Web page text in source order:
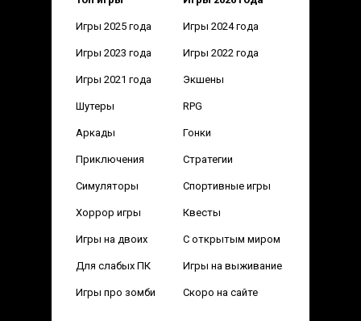
Игры 2025 года Игры 2024 года
Игры 2023 года Игры 2022 года
Игры 2021 года Экшены
Шутеры RPG
Аркады Гонки
Приключения Стратегии
Симуляторы Спортивные игры
Хоррор игры Квесты
Игры на двоих С открытым миром
Для слабых ПК Игры на выживание
Игры про зомби Скоро на сайте